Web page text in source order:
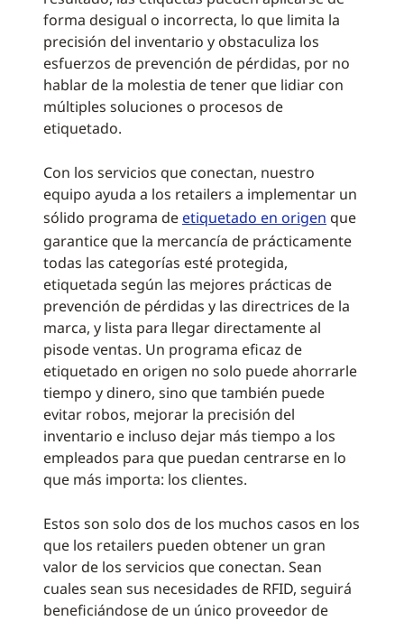
forma desigual o incorrecta, lo que limita la
precisión del inventario y obstaculiza los
esfuerzos de prevención de pérdidas, por no
hablar de la molestia de tener que lidiar con
múltiples soluciones o procesos de
etiquetado.
Con los servicios que conectan, nuestro
equipo ayuda a los retailers a implementar un
sólido programa de etiquetado en origen que
garantice que la mercancía de prácticamente
todas las categorías esté protegida,
etiquetada según las mejores prácticas de
prevención de pérdidas y las directrices de la
marca, y lista para llegar directamente al
pisode ventas. Un programa eficaz de
etiquetado en origen no solo puede ahorrarle
tiempo y dinero, sino que también puede
evitar robos, mejorar la precisión del
inventario e incluso dejar más tiempo a los
empleados para que puedan centrarse en lo
que más importa: los clientes.
Estos son solo dos de los muchos casos en los
que los retailers pueden obtener un gran
valor de los servicios que conectan. Sean
cuales sean sus necesidades de RFID, seguirá
beneficiándose de un único proveedor de